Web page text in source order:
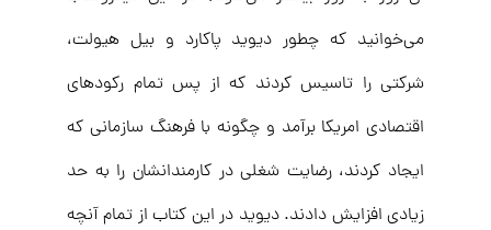
می‌خوانید که چطور دیوید پاکارد و بیل هیولت،
شرکتی را تاسیس کردند که از پس تمام رکودهای
اقتصادی امریکا برآمد و چگونه با فرهنگ سازمانی که
ایجاد کردند، رضایت شغلی در کارمندانشان را به حد
زیادی افزایش دادند. دیوید در این کتاب از تمام آنچه